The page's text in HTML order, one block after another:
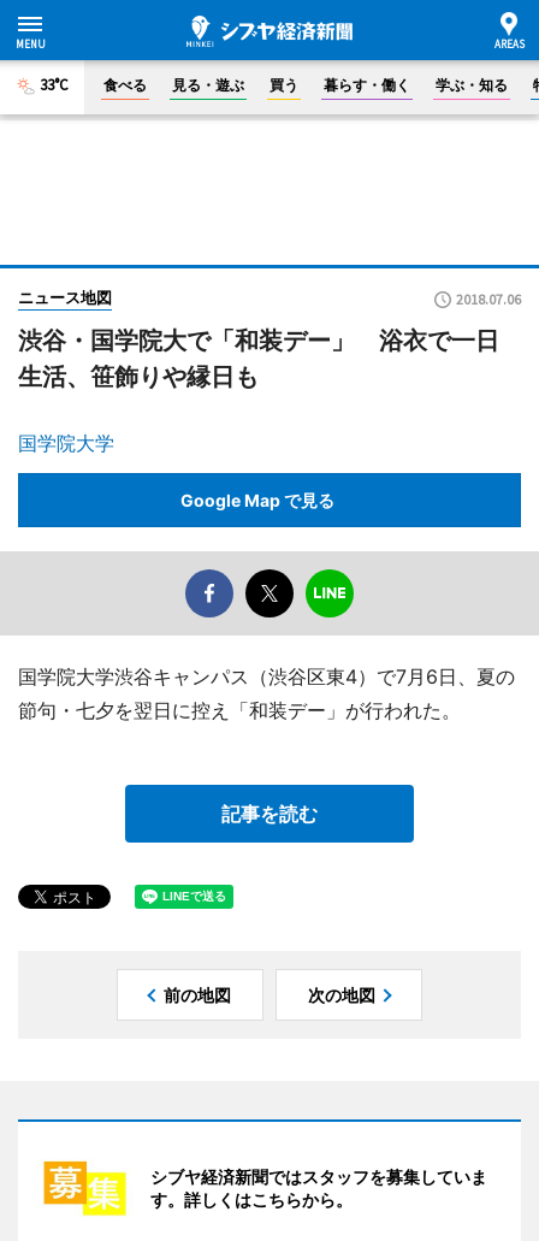
33°C 食べる 見る・遊ぶ 買う 暮らす・働く 学ぶ・知る
ニュース地図 2018.07.06
渋谷・国学院大で「和装デー」 浴衣で一日
生活、笹飾りや縁日も
国学院大学
Google Map で見る
国学院大学渋谷キャンパス（渋谷区東4）で7月6日、夏の
節句・七夕を翌日に控え「和装デー」が行われた。
記事を読む
前の地図 次の地図
シブヤ経済新聞ではスタッフを募集していま
す。詳しくはこちらから。